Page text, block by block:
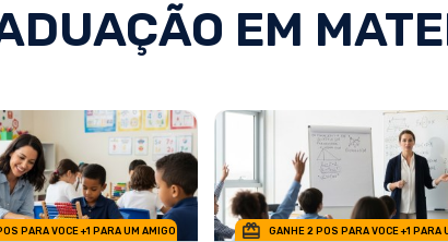
EM
PARA VOCE +1 PARA UM AMIGO GANHE 2 POS PARA VOCE +1 PARA